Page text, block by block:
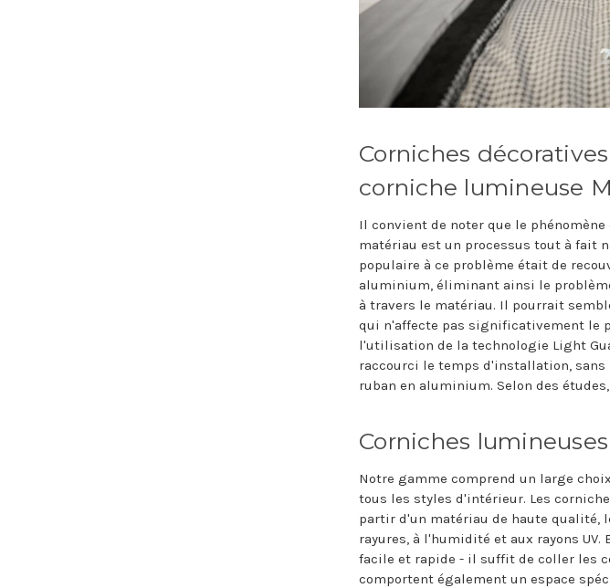
Corniches
corniche lumineuse
Il convient de noter que le
matériau est un processus tout à fait
populaire à ce problème était de
aluminium, éliminant ainsi le
à travers le matériau. Il pourrait
qui n'affecte pas significativement le
l'utilisation de la technologie Light
raccourci le temps d'installation,
ruban en aluminium. Selon des
Corniches
Notre gamme comprend un large
tous les styles d'intérieur. Les
partir d'un matériau de haute qualité,
rayures, à l'humidité et aux rayons
facile et rapide - il suffit de coller les
comportent également un espace